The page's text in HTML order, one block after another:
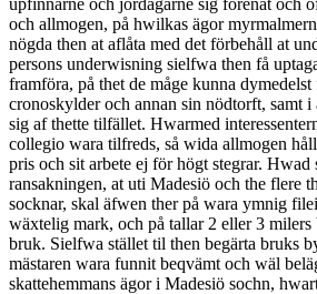
upfinnarne och jordägarne sig förenat och
och allmogen, på hwilkas ägor
nögda then at aflåta med det för­behåll at
persons underwisning sielfwa then få
framföra, på thet de måge kunna
cronoskylder och annan sin nödtorft, samt i
sig af thette tilfället. Hwarmed
collegio wara tilfreds, så wida allmogen
pris och sit arbete ej för högt stegrar. Hwad
ransakningen, at uti Madesiö och the flere
socknar, skal äfwen ther på wara ymnig
wäxtelig mark, och på tallar 2 eller 3 milers
bruk. Sielfwa stället til then begärta bruks
mästaren wara funnit beqvämt och wäl
skattehemmans ägor i Madesiö sochn,